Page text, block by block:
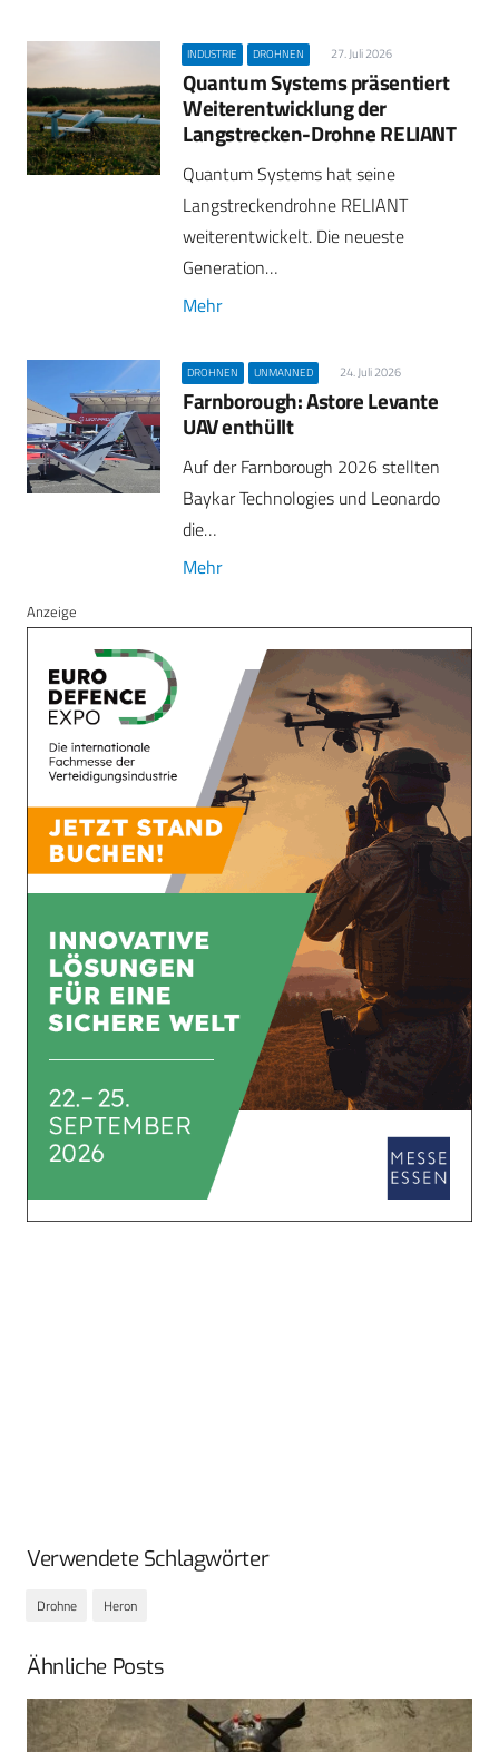
INDUSTRIE DROHNEN 27. Juli 2026
Quantum Systems präsentiert
Weiterentwicklung der
Langstrecken-Drohne RELIANT
Quantum Systems hat seine
Langstreckendrohne RELIANT
weiterentwickelt. Die neueste
Generation…
Mehr
DROHNEN UNMANNED 24. Juli 2026
Farnborough: Astore Levante
UAV enthüllt
Auf der Farnborough 2026 stellten
Baykar Technologies und Leonardo
die…
Mehr
Anzeige
Verwendete Schlagwörter
Drohne Heron
Ähnliche Posts